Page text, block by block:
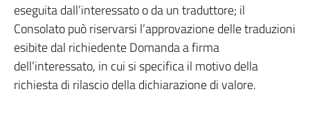
eseguita dall’interessato o da un traduttore; il
Consolato può riservarsi l’approvazione delle traduzioni
esibite dal richiedente Domanda a firma
dell’interessato, in cui si specifica il motivo della
richiesta di rilascio della dichiarazione di valore.